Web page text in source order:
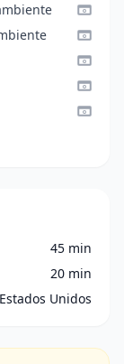
45 min
20 min
Estados Unidos